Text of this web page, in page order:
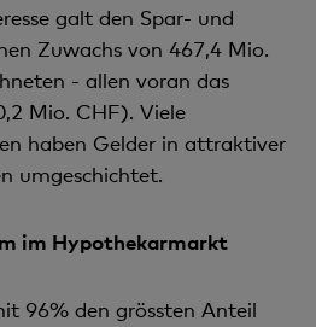
galt den Spar- und
Zuwachs von 467,4 Mio.
- allen voran das
Mio. CHF). Viele
haben Gelder in attraktiver
umgeschichtet.
im Hypothekarmarkt
96% den grössten Anteil